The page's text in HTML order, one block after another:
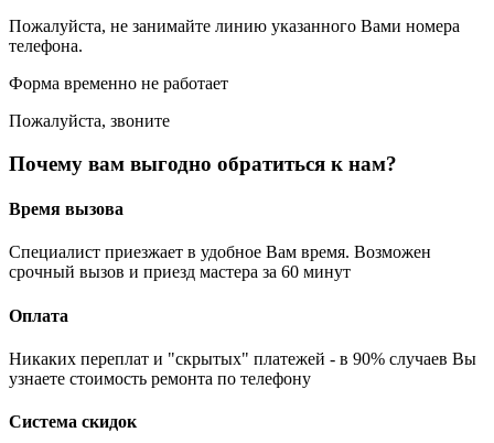
Пожалуйста, не занимайте линию указанного Вами номера
телефона.
Форма временно не работает
Пожалуйста, звоните
Почему вам выгодно обратиться к нам?
Время вызова
Специалист приезжает в удобное Вам время. Возможен
срочный вызов и приезд мастера за 60 минут
Оплата
Никаких переплат и "скрытых" платежей - в 90% случаев Вы
узнаете стоимость ремонта по телефону
Система скидок